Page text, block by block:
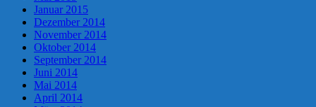
Januar 2015
Dezember 2014
November 2014
Oktober 2014
September 2014
Juni 2014
Mai 2014
April 2014